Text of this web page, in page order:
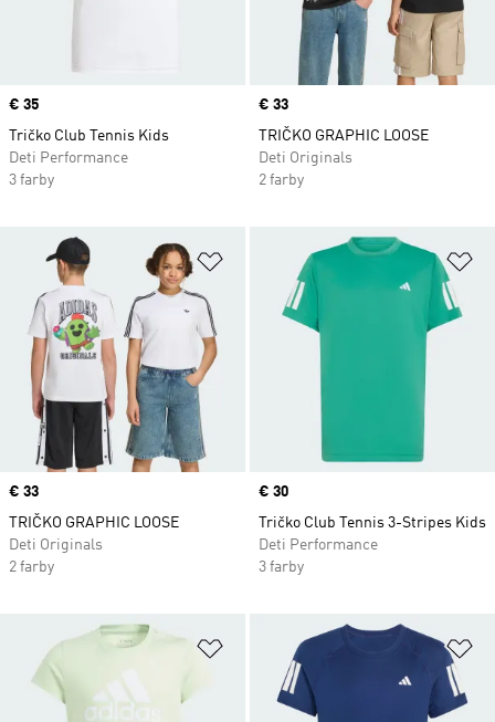
Price
€ 35
Tričko Club Tennis Kids
Deti Performance
3 farby
Price
€ 33
TRIČKO GRAPHIC LOOSE
Deti Originals
2 farby
Pridať do zoznamu želaných
Price
€ 33
TRIČKO GRAPHIC LOOSE
Deti Originals
2 farby
Price
€ 30
Tričko Club Tennis 3-Stripes Kids
Deti Performance
3 farby
Pridať do zoznamu želaných